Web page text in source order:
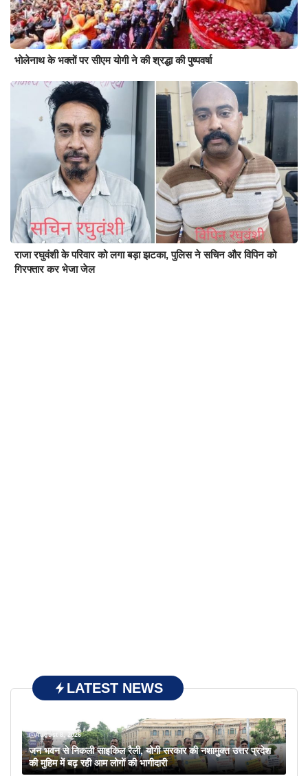
भोलेनाथ के भक्तों पर सीएम योगी ने की श्रद्धा की पुष्पवर्षा
राजा रघुवंशी के परिवार को लगा बड़ा झटका, पुलिस ने सचिन और विपिन को
गिरफ्तार कर भेजा जेल
LATEST NEWS
August 8, 2026
जन भवन से निकली साइकिल रैली, योगी सरकार की नशामुक्त उत्तर प्रदेश
की मुहिम में बढ़ रही आम लोगों की भागीदारी